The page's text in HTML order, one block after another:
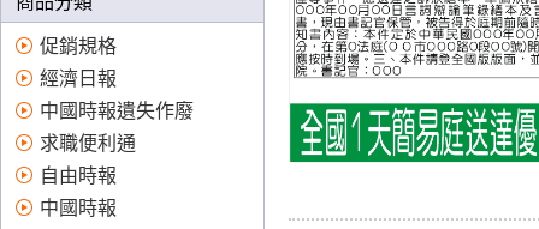
接授權報紙廣告代理商免中間
賴！全國版,地方版:台北市,新北
市,桃竹苗,中彰投,高屏,登報作
廢、求職便利通、報紙廣告、
登報遺失、登報、道歉啟事、
太平洋日報、登報作廢便利商
店、登報道歉費用、登報道
歉、刊登報紙、登報徵人、便
促銷規格
經濟日報
中國時報遺失作廢
求職便利通
自由時報
中國時報